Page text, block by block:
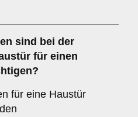
sind bei der
für einen
für eine Haustür